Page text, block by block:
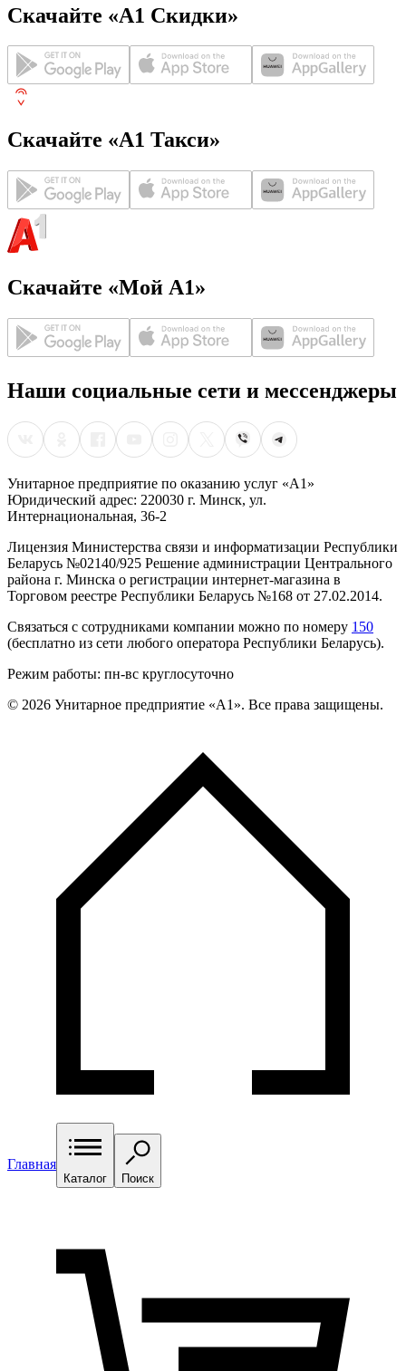
Скачайте «А1 Скидки»
Скачайте «А1 Такси»
Скачайте «Мой А1»
Наши социальные сети и мессенджеры
Унитарное предприятие по оказанию услуг «А1»
Юридический адрес: 220030 г. Минск, ул.
Интернациональная, 36-2
Лицензия Министерства связи и информатизации Республики
Беларусь №02140/925 Решение администрации Центрального
района г. Минска о регистрации интернет-магазина в
Торговом реестре Республики Беларусь №168 от 27.02.2014.
Связаться с сотрудниками компании можно по номеру 150
(бесплатно из сети любого оператора Республики Беларусь).
Режим работы: пн-вс круглосуточно
© 2026 Унитарное предприятие «А1». Все права защищены.
Главная
Каталог Поиск